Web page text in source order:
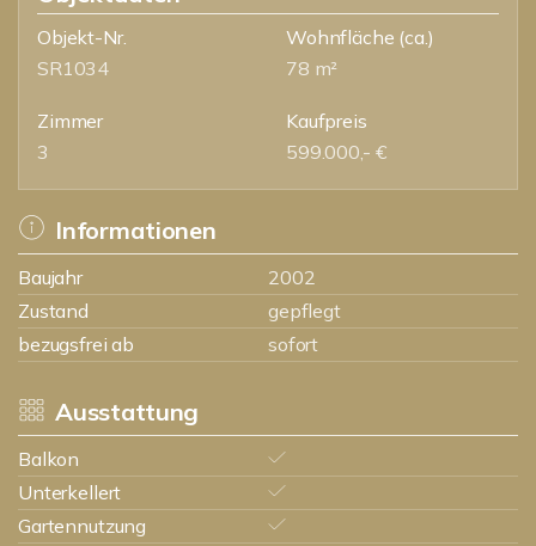
Objekt-Nr.
SR1034
Wohnfläche (ca.)
78 m²
Zimmer
3
Kaufpreis
599.000,- €
Informationen
Baujahr
2002
Zustand
gepflegt
bezugsfrei ab
sofort
Ausstattung
Balkon
Unterkellert
Gartennutzung